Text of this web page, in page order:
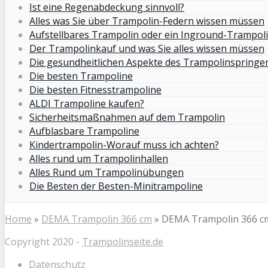
Ist eine Regenabdeckung sinnvoll?
Alles was Sie über Trampolin-Federn wissen müssen
Aufstellbares Trampolin oder ein Inground-
Der Trampolinkauf und was Sie alles wissen müssen
Die gesundheitlichen Aspekte des
Die besten Trampoline
Die besten Fitnesstrampoline
ALDI Trampoline kaufen?
Sicherheitsmaßnahmen auf dem Trampolin
Aufblasbare Trampoline
Kindertrampolin-Worauf muss ich achten?
Alles rund um Trampolinhallen
Alles Rund um Trampolinübungen
Die Besten der Besten-Minitrampoline
Home » DEMA Trampolin 366 cm » DEMA Trampolin 366
Copyright 2020 - Trampolinseite.de
Datenschutz